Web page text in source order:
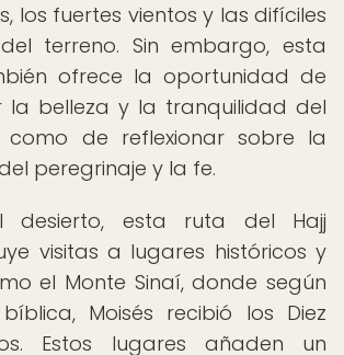
los fuertes vientos y las difíciles
terreno. Sin embargo, esta
ofrece la oportunidad de
la belleza y la tranquilidad del
como de reflexionar sobre la
peregrinaje y la fe.
desierto, esta ruta del Hajj
visitas a lugares históricos y
el Monte Sinaí, donde según
Moisés recibió los Diez
Estos lugares añaden un